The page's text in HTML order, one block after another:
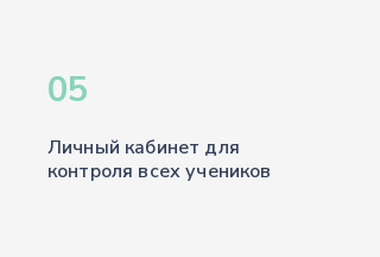
05
Личный кабинет для
контроля всех учеников